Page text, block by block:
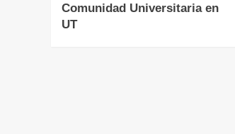
Comunidad Universitaria en
UT